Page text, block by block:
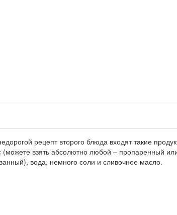
рецепт второго блюда входят такие
(можете взять абсолютно любой – пропаренный
вода, немного соли и сливочное масло.